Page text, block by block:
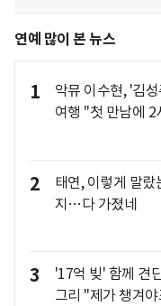
연예 많이 본 뉴스
1
악뮤 이수현, '김
여행 "첫 만남에
2
태연, 이렇게 말
지…다 가졌네
3
'17억 빚' 함께 견
그리 "제가 챙겨